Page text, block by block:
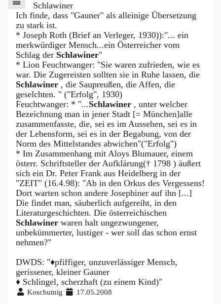
Schlawiner
Ich finde, dass "Gauner" als alleinige Übersetzung
zu stark ist.
* Joseph Roth (Brief an Verleger, 1930)):"... ein
merkwürdiger Mensch...ein Österreicher vom
Schlag der Schlawiner"
* Lion Feuchtwanger: "Sie waren zufrieden, wie es
war. Die Zugereisten sollten sie in Ruhe lassen, die
Schlawiner , die Saupreußen, die Affen, die
geselchten. " ("Erfolg", 1930)
Feuchtwanger: * "...Schlawiner , unter welcher
Bezeichnung man in jener Stadt [= München]alle
zusammenfasste, die, sei es im Aussehen, sei es in
der Lebensform, sei es in der Begabung, von der
Norm des Mittelstandes abwichen"("Erfolg")
* Im Zusammenhang mit Aloys Blumauer, einem
österr. Schriftsteller der Aufklärung(† 1798 ) äußert
sich ein Dr. Peter Frank aus Heidelberg in der
"ZEIT" (16.4.98): "Ab in den Orkus des Vergessens!
Dort warten schon andere Josephiner auf ihn [...]
Die findet man, säuberlich aufgereiht, in den
Literaturgeschichten. Die österreichischen
Schlawiner waren halt ungezwungener,
unbekümmerter, lustiger - wer soll das schon ernst
nehmen?"
DWDS: "♦pfiffiger, unzuverlässiger Mensch,
gerissener, kleiner Gauner
♦ Schlingel, scherzhaft (zu einem Kind)"
Koschutnig 17.05.2008